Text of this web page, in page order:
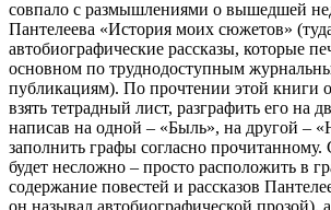
совпало с размышлениями о вышедшей
Пантелеева «История моих сюжетов»
автобиографические рассказы, которые
основном по труднодоступным
публикациям). По прочтении этой книги
взять тетрадный лист, разграфить его на
написав на одной – «Быль», на другой –
заполнить графы согласно прочитанному.
будет несложно – просто расположить в
содержание повестей и рассказов
он называл автобиографической прозой),